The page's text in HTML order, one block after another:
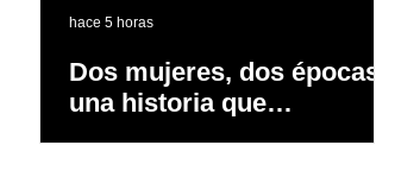
Dos mujeres, dos épocas y
una historia que
hace 5 horas